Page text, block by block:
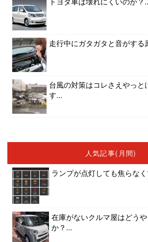
走行中にガタガタと音がする
台風の対策はコレさえやっと
す...
人気記事(月間)
ランプが点灯しても焦らな
在庫がないクルマ屋はどう
か？...